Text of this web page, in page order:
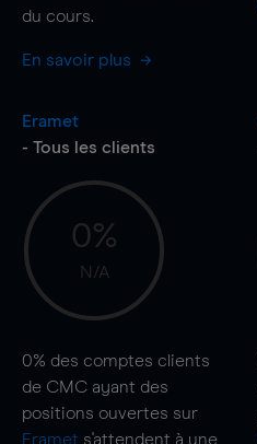
du cours.
En savoir plus
Eramet
- Tous les clients
0%
N/A
0% des comptes clients
de CMC ayant des
positions ouvertes sur
Eramet s'attendent à une